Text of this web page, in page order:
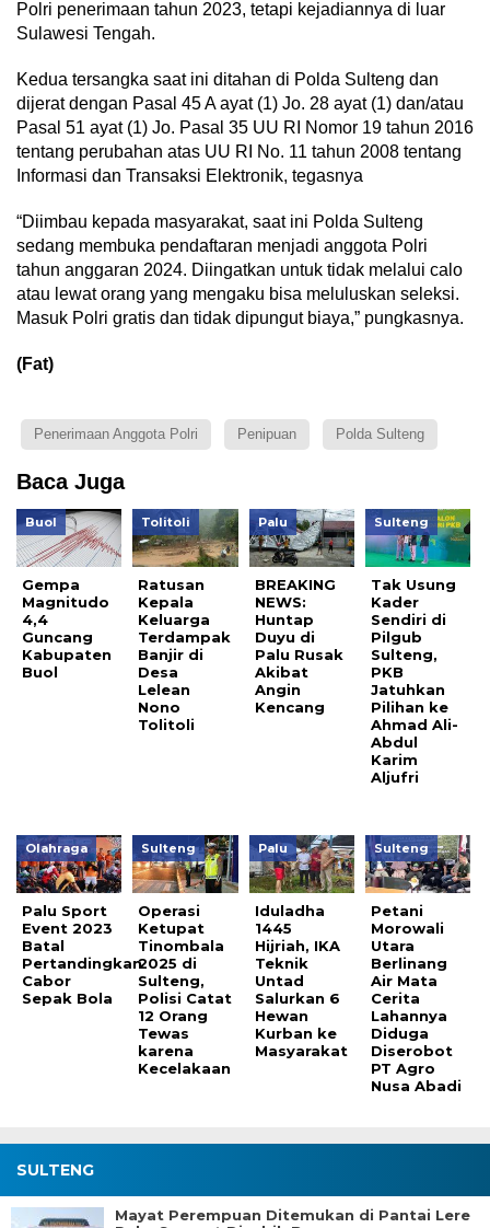
Polri penerimaan tahun 2023, tetapi kejadiannya di luar
Sulawesi Tengah.
Kedua tersangka saat ini ditahan di Polda Sulteng dan
dijerat dengan Pasal 45 A ayat (1) Jo. 28 ayat (1) dan/atau
Pasal 51 ayat (1) Jo. Pasal 35 UU RI Nomor 19 tahun 2016
tentang perubahan atas UU RI No. 11 tahun 2008 tentang
Informasi dan Transaksi Elektronik, tegasnya
“Diimbau kepada masyarakat, saat ini Polda Sulteng
sedang membuka pendaftaran menjadi anggota Polri
tahun anggaran 2024. Diingatkan untuk tidak melalui calo
atau lewat orang yang mengaku bisa meluluskan seleksi.
Masuk Polri gratis dan tidak dipungut biaya,” pungkasnya.
(Fat)
Penerimaan Anggota Polri Penipuan Polda Sulteng
Baca Juga
Buol
Gempa
Magnitudo
4,4
Guncang
Kabupaten
Buol
Tolitoli
Ratusan
Kepala
Keluarga
Terdampak
Banjir di
Desa
Lelean
Nono
Tolitoli
Palu
BREAKING
NEWS:
Huntap
Duyu di
Palu Rusak
Akibat
Angin
Kencang
Sulteng
Tak Usung
Kader
Sendiri di
Pilgub
Sulteng,
PKB
Jatuhkan
Pilihan ke
Ahmad Ali-
Abdul
Karim
Aljufri
Olahraga
Palu Sport
Event 2023
Batal
Pertandingkan
Cabor
Sepak Bola
Sulteng
Operasi
Ketupat
Tinombala
2025 di
Sulteng,
Polisi Catat
12 Orang
Tewas
karena
Kecelakaan
Palu
Iduladha
1445
Hijriah, IKA
Teknik
Untad
Salurkan 6
Hewan
Kurban ke
Masyarakat
Sulteng
Petani
Morowali
Utara
Berlinang
Air Mata
Cerita
Lahannya
Diduga
Diserobot
PT Agro
Nusa Abadi
SULTENG
Mayat Perempuan Ditemukan di Pantai Lere